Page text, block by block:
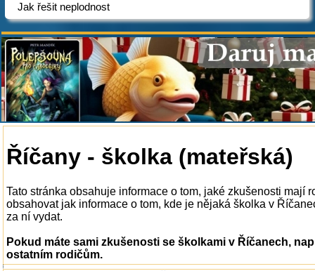
Jak řešit neplodnost
Říčany - školka (mateřská)
Tato stránka obsahuje informace o tom, jaké zkušenosti mají
obsahovat jak informace o tom, kde je nějaká školka v
za ní vydat.
Pokud máte sami zkušenosti se školkami v Říčanech,
ostatním rodičům.